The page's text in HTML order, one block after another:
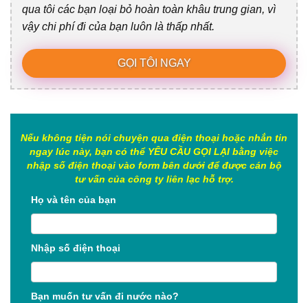
qua tôi các bạn loại bỏ hoàn toàn khâu trung gian, vì
vậy chi phí đi của bạn luôn là thấp nhất.
GỌI TÔI NGAY
Nếu không tiện nói chuyện qua điện thoại hoặc nhắn tin
ngay lúc này, bạn có thể YÊU CẦU GỌI LẠI bằng việc
nhập số điện thoại vào form bên dưới để được cán bộ
tư vấn của công ty liên lạc hỗ trợ.
Họ và tên của bạn
Nhập số điện thoại
Bạn muốn tư vấn đi nước nào?